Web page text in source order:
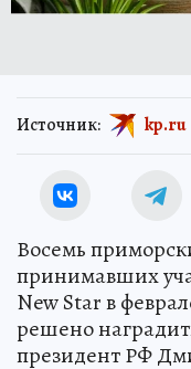
Источник: kp.ru
Восемь
принимавших
New Star в
решено
президент РФ